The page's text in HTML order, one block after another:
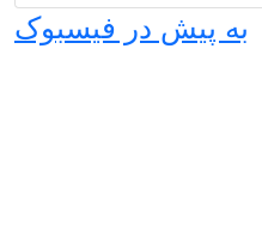
به پیش در فیسبوک